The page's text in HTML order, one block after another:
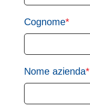
Cognome*
Nome azienda*